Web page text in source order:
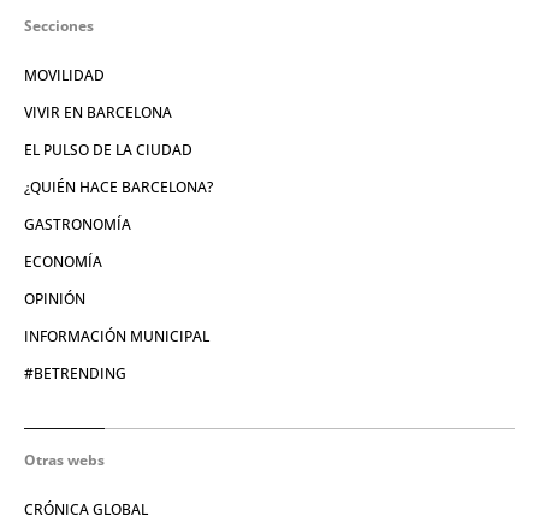
Secciones
MOVILIDAD
VIVIR EN BARCELONA
EL PULSO DE LA CIUDAD
¿QUIÉN HACE BARCELONA?
GASTRONOMÍA
ECONOMÍA
OPINIÓN
INFORMACIÓN MUNICIPAL
#BETRENDING
Otras webs
CRÓNICA GLOBAL